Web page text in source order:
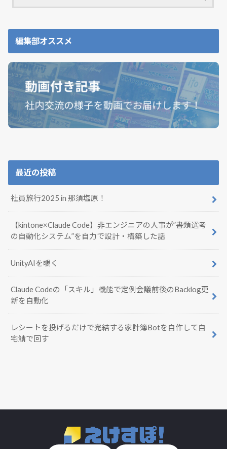
編集部オススメ
最近の投稿
社員旅行2025 in 那須塩原！
【kintone×Claude Code】非エンジニアの人事が”書類選考
の自動化システム”を自力で設計・構築した話
UnityAIを覗く
Claude Codeの「スキル」機能で定例会議前後のBacklog更
新を自動化
レシートを投げるだけで完結する家計簿Botを自作して自
宅鯖で回す